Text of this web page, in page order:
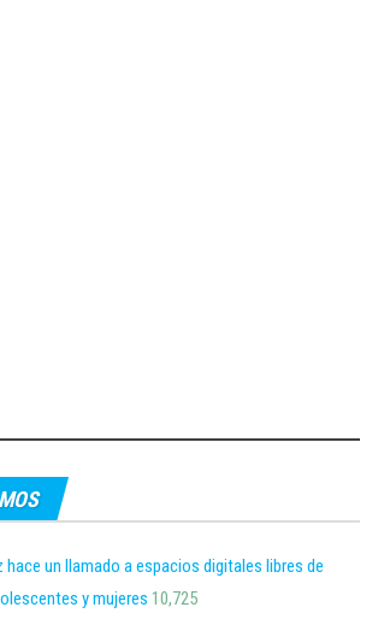
hace un llamado a espacios digitales libres de
y mujeres 10,725